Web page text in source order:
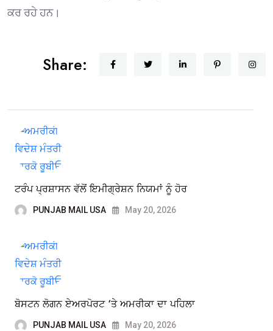
ਕਰ ਰਹੇ ਹਨ।
Share:
ਟਰੰਪ ਪ੍ਰਸ਼ਾਸਨ ਵੱਲੋਂ ਇਮੀਗ੍ਰੇਸ਼ਨ ਨਿਯਮਾਂ ਨੂੰ ਹੋਰ
PUNJAB MAIL USA May 20, 2026
ਬੋਸਟਨ ਲੋਗਨ ਏਅਰਪੋਰਟ ‘ਤੇ ਅਮਰੀਕਾ ਦਾ ਪਹਿਲਾ
PUNJAB MAIL USA May 20, 2026